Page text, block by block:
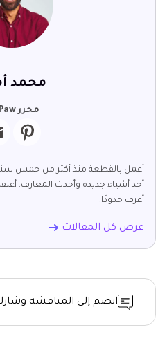
محمد
محرر HitPaw
أعمل بالقطعة منذ أكثر من خمس
أجد أشياء جديدة وأحدث المعارف.
أعرف حدودًا.
عرض كل المقالات
انضم إلى المناقشة